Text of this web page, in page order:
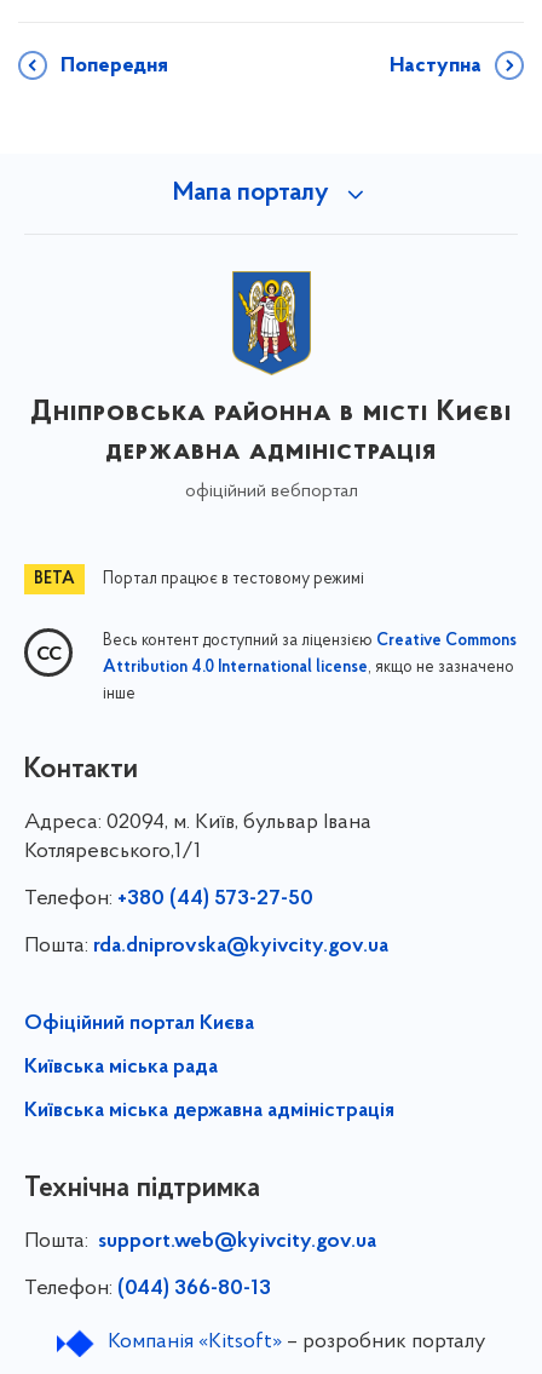
Попередня Наступна
Мапа порталу
Дніпровська районна в місті Києві
державна адміністрація
офіційний вебпортал
Портал працює в тестовому режимі
Весь контент доступний за ліцензією Creative Commons
Attribution 4.0 International license, якщо не зазначено
інше
Контакти
Адреса: 02094, м. Київ, бульвар Івана
Котляревського,1/1
Телефон: +380 (44) 573-27-50
Пошта: rda.dniprovska@kyivcity.gov.ua
Офіційний портал Києва
Київська міська рада
Київська міська державна адміністрація
Технічна підтримка
Пошта: support.web@kyivcity.gov.ua
Телефон: (044) 366-80-13
Компанія «Kitsoft»– розробник порталу